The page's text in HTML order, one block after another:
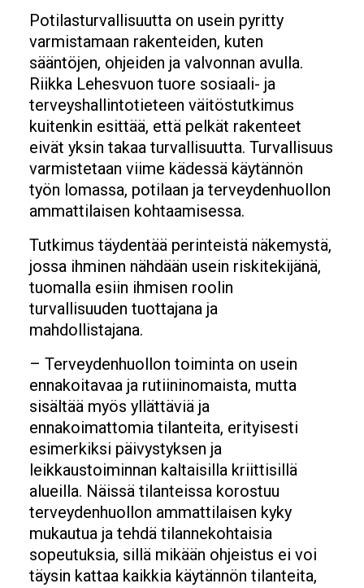
Potilasturvallisuutta on usein pyritty
varmistamaan rakenteiden, kuten
sääntöjen, ohjeiden ja valvonnan avulla.
Riikka Lehesvuon tuore sosiaali- ja
terveyshallintotieteen väitöstutkimus
kuitenkin esittää, että pelkät rakenteet
eivät yksin takaa turvallisuutta. Turvallisuus
varmistetaan viime kädessä käytännön
työn lomassa, potilaan ja terveydenhuollon
ammattilaisen kohtaamisessa.
Tutkimus täydentää perinteistä näkemystä,
jossa ihminen nähdään usein riskitekijänä,
tuomalla esiin ihmisen roolin
turvallisuuden tuottajana ja
mahdollistajana.
– Terveydenhuollon toiminta on usein
ennakoitavaa ja rutiininomaista, mutta
sisältää myös yllättäviä ja
ennakoimattomia tilanteita, erityisesti
esimerkiksi päivystyksen ja
leikkaustoiminnan kaltaisilla kriittisillä
alueilla. Näissä tilanteissa korostuu
terveydenhuollon ammattilaisen kyky
mukautua ja tehdä tilannekohtaisia
sopeutuksia, sillä mikään ohjeistus ei voi
täysin kattaa kaikkia käytännön tilanteita,